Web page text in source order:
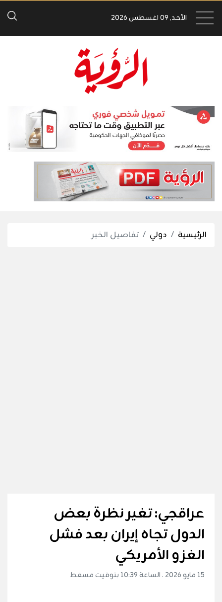
الأحد, 09 اغسطس 2026
الرئيسية دولي تفاصيل الخبر
عراقجي: تغير نظرة بعض
الدول تجاه إيران بعد فشل
الغزو الأمريكي
15 مايو 2026 . الساعة 10:39 بتوقيت مسقط